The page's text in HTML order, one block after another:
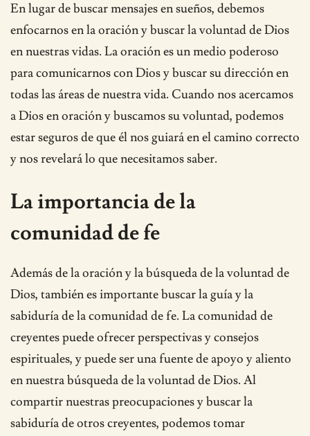
En lugar de buscar mensajes en sueños, debemos
enfocarnos en la oración y buscar la voluntad de Dios
en nuestras vidas. La oración es un medio poderoso
para comunicarnos con Dios y buscar su dirección en
todas las áreas de nuestra vida. Cuando nos acercamos
a Dios en oración y buscamos su voluntad, podemos
estar seguros de que él nos guiará en el camino correcto
y nos revelará lo que necesitamos saber.
La importancia de la
comunidad de fe
Además de la oración y la búsqueda de la voluntad de
Dios, también es importante buscar la guía y la
sabiduría de la comunidad de fe. La comunidad de
creyentes puede ofrecer perspectivas y consejos
espirituales, y puede ser una fuente de apoyo y aliento
en nuestra búsqueda de la voluntad de Dios. Al
compartir nuestras preocupaciones y buscar la
sabiduría de otros creyentes, podemos tomar